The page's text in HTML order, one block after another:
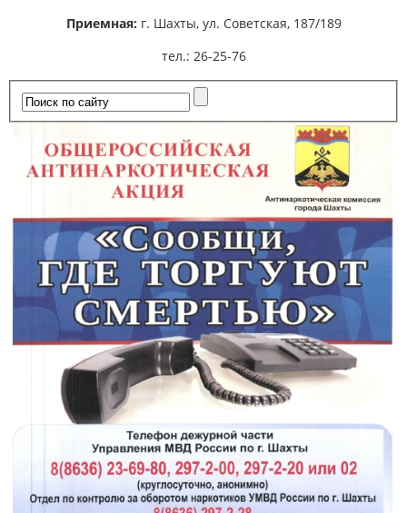
Приемная: г. Шахты, ул. Советская, 187/189
тел.: 26-25-76